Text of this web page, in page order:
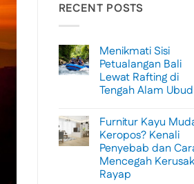
RECENT POSTS
Menikmati Sisi
Petualangan Bali
Lewat Rafting di
Tengah Alam Ubud
on
Menikmati
Sisi
Petualangan
Bali
Lewat
Rafting
Furnitur Kayu
Keropos? Kenali
Penyebab dan
Mencegah
Rayap